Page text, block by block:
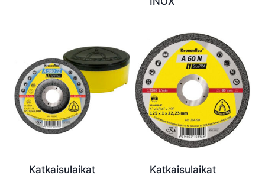
Katkaisulaikat
Katkaisulaikat